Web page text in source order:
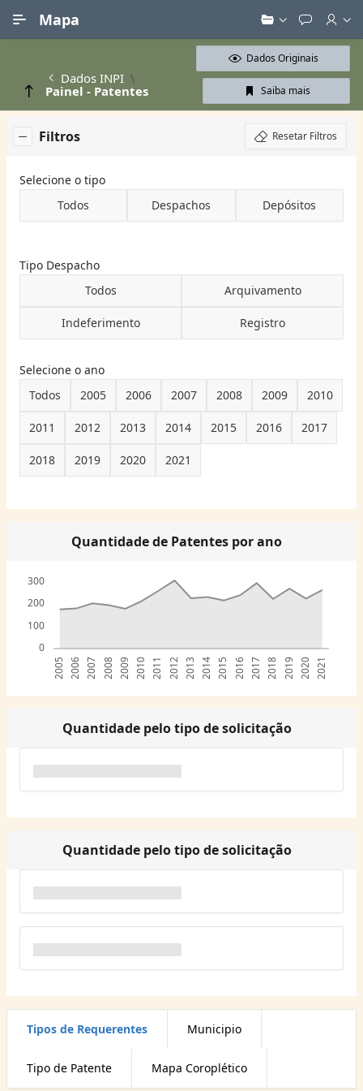
Mapa
Dados INPI
Painel - Patentes
Dados Originais
Saiba mais
Filtros Resetar Filtros
Selecione o tipo
Todos
Despachos Depósitos
Tipo Despacho
Todos
Arquivamento
Indeferimento Registro
Selecione o ano
Todos
2005 2006 2007 2008 2009 2010
2011 2012 2013 2014 2015 2016 2017
2018 2019 2020 2021
Quantidade de Patentes por ano
0
100
200
300
2005 2006 2007 2008 2009 2010 2011 2012 2013 2014 2015 2016 2017 2018 2019 2020 2021
Quantidade pelo tipo de solicitação
Quantidade pelo tipo de solicitação
Tipos de Requerentes Municipio
Tipo de Patente Mapa Coroplético